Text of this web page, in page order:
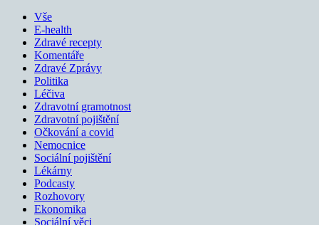
Vše
E-health
Zdravé recepty
Komentáře
Zdravé Zprávy
Politika
Léčiva
Zdravotní gramotnost
Zdravotní pojištění
Očkování a covid
Nemocnice
Sociální pojištění
Lékárny
Podcasty
Rozhovory
Ekonomika
Sociální věci